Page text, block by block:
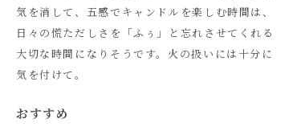
気を消して、五感でキャンドルを楽しむ時間は、
日々の慌ただしさを「ふぅ」と忘れさせてくれる
大切な時間になりそうです。火の扱いには十分に
気を付けて。
おすすめ